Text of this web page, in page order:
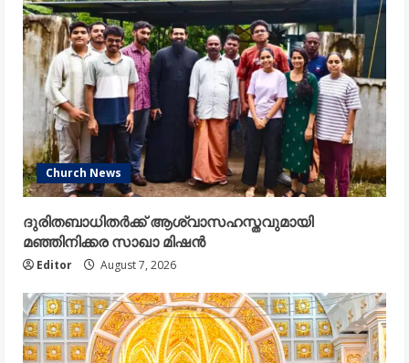
Church News
ദുരിതബാധിതർക്ക് ആശ്വാസഹസ്തവുമായി
മഞ്ഞിനിക്കര സാഖാ മിഷൻ
Editor August 7, 2026